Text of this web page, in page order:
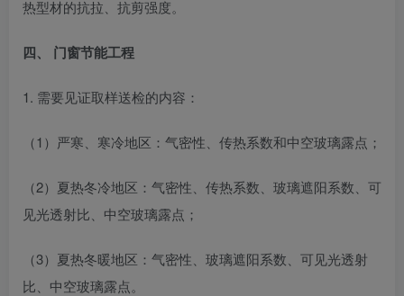
热型材的抗拉、抗剪强度。
四、 门窗节能工程
1. 需要见证取样送检的内容：
（1）严寒、寒冷地区：气密性、传热系数和中空玻璃露点；
（2）夏热冬冷地区：气密性、传热系数、玻璃遮阳系数、可
见光透射比、中空玻璃露点；
（3）夏热冬暖地区：气密性、玻璃遮阳系数、可见光透射
比、中空玻璃露点。